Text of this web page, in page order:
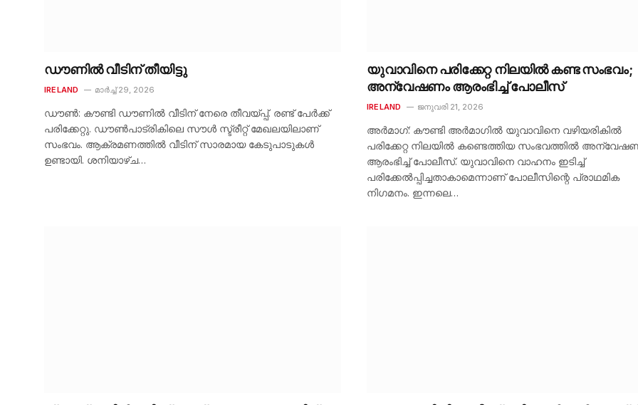
ഡൗണിൽ വീടിന് തീയിട്ടു
IRELAND മാർച്ച്‌ 29, 2026
ഡൗൺ: കൗണ്ടി ഡൗണിൽ വീടിന് നേരെ തീവയ്പ്പ്. രണ്ട് പേർക്ക്
പരിക്കേറ്റു. ഡൗൺപാട്രികിലെ സൗൾ സ്ട്രീറ്റ് മേഖലയിലാണ്
സംഭവം. ആക്രമണത്തിൽ വീടിന് സാരമായ കേടുപാടുകൾ
ഉണ്ടായി. ശനിയാഴ്ച…
യുവാവിനെ പരിക്കേറ്റ നിലയിൽ കണ്ട സംഭവം;
അന്വേഷണം ആരംഭിച്ച് പോലീസ്
IRELAND ജനുവരി 21, 2026
അർമാഗ്: കൗണ്ടി അർമാഗിൽ യുവാവിനെ വഴിയരികിൽ
പരിക്കേറ്റ നിലയിൽ കണ്ടെത്തിയ സംഭവത്തിൽ
ആരംഭിച്ച് പോലീസ്. യുവാവിനെ വാഹനം ഇടിച്ച്
പരിക്കേൽപ്പിച്ചതാകാമെന്നാണ് പോലീസിന്റെ പ്രാഥമിക
നിഗമനം. ഇന്നലെ…